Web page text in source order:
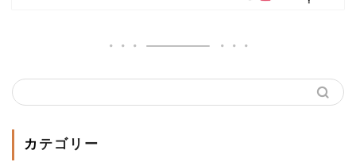
カテゴリー